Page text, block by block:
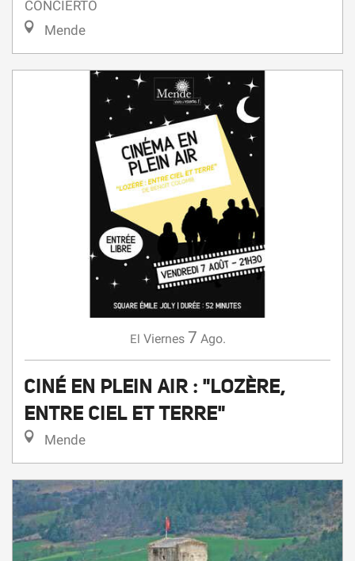
CINÉ EN PLEIN AIR : "LOZÈRE,
ENTRE CIEL ET TERRE"
Mende